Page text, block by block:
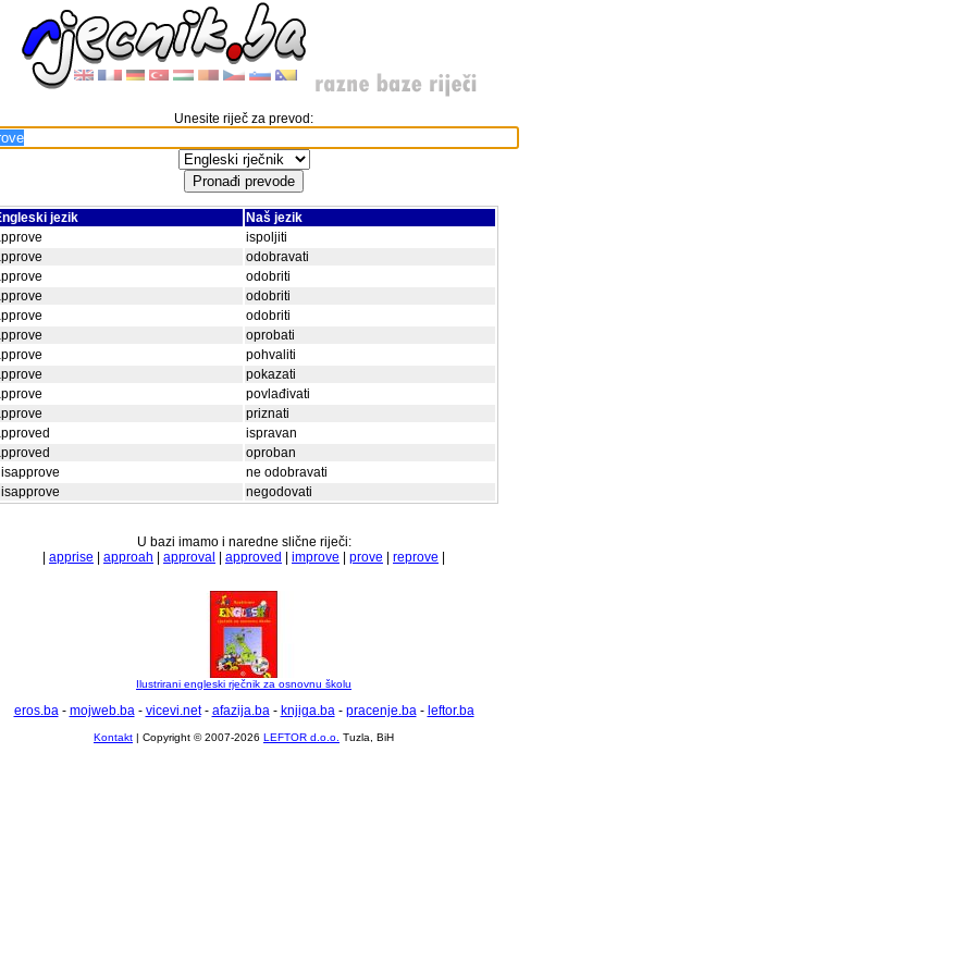
Unesite riječ za prevod:
jezik
Naš jezik
ispoljiti
odobravati
odobriti
odobriti
odobriti
oprobati
pohvaliti
pokazati
povlađivati
priznati
ispravan
oproban
ne odobravati
negodovati
U bazi imamo i naredne slične riječi:
apprise approah approval approved improve prove reprove
Ilustrirani engleski rječnik za osnovnu školu
eros.ba- mojweb.ba- vicevi.net- afazija.ba- knjiga.ba- pracenje.ba- leftor.ba
Kontakt | Copyright © 2007-2026 LEFTOR d.o.o. Tuzla, BiH